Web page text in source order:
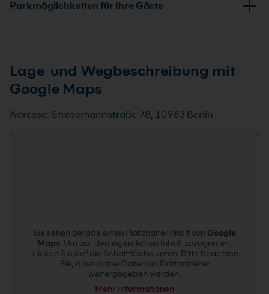
Notebooks, klimatisierte Räume, lichtstarker Beamer,
mobile Pinnwand, Moderationskoffer, Whiteboard,
150 Mbit/s Upload, statische Router-IP, redundante
Internetanbindung, Backbone mit 1 GBit, GBit-
Vernetzung + WLAN. Ihre eigene Software kann auf
unseren Systemen installiert werden.
Parkmöglichkeiten für Ihre Gäste
Umgebung vor oder gegen Gebühr in einer Tiefgarage.
Lage und Wegbeschreibung mit
Google Maps
Adresse: Stresemannstraße 78, 10963 Berlin
Sie sehen gerade einen Platzhalterinhalt von Google
Maps. Um auf den eigentlichen Inhalt zuzugreifen,
klicken Sie auf die Schaltfläche unten. Bitte beachten
Sie, dass dabei Daten an Drittanbieter
weitergegeben werden.
Mehr Informationen